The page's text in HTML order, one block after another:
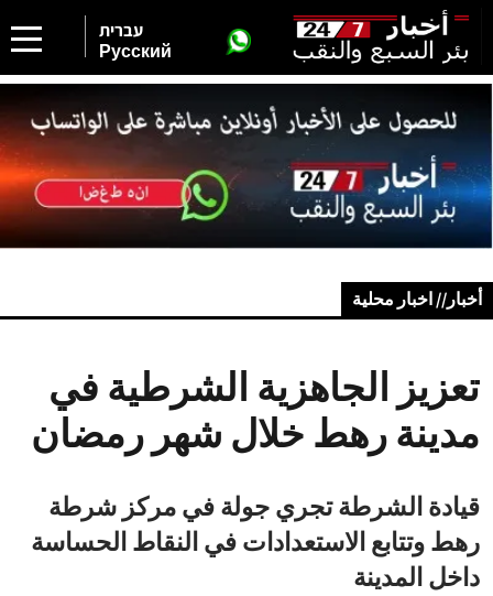
עברית
Русский
أخبار// اخبار محلية
تعزيز الجاهزية الشرطية في
مدينة رهط خلال شهر رمضان
قيادة الشرطة تجري جولة في مركز شرطة
رهط وتتابع الاستعدادات في النقاط الحساسة
داخل المدينة